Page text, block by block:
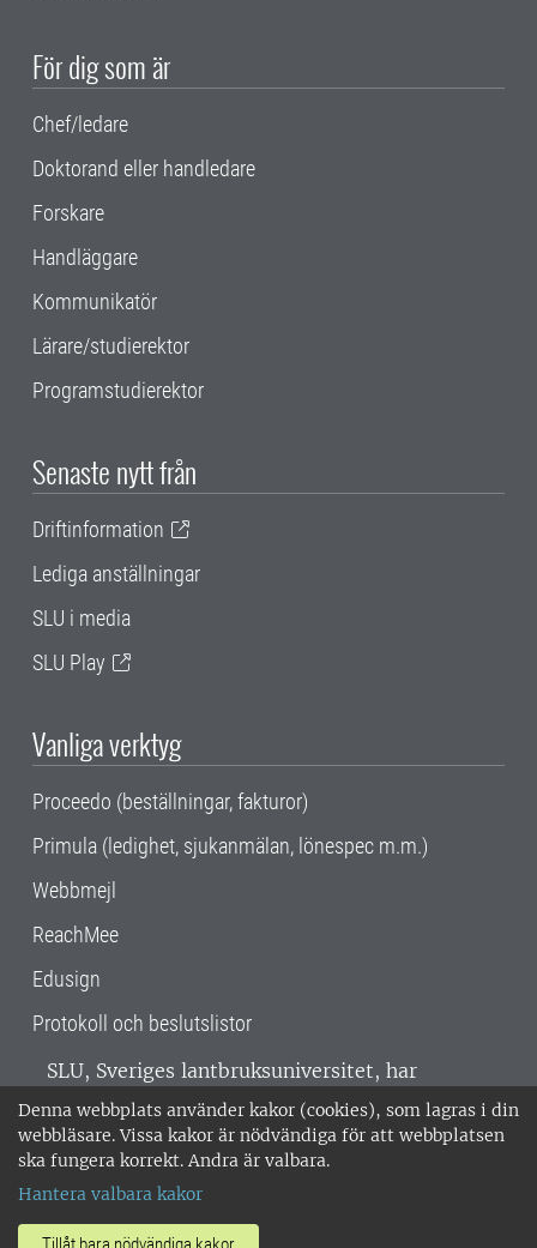
Denna webbplats använder kakor (cookies), som lagras i din
webbläsare. Vissa kakor är nödvändiga för att webbplatsen
ska fungera korrekt. Andra är valbara.
Hantera valbara kakor
För dig som är
Chef/ledare
Doktorand eller handledare
Forskare
Handläggare
Kommunikatör
Lärare/studierektor
Programstudierektor
Senaste nytt från
Driftinformation
Lediga anställningar
SLU i media
SLU Play
Vanliga verktyg
Proceedo (beställningar, fakturor)
Primula (ledighet, sjukanmälan, lönespec m.m.)
Webbmejl
ReachMee
Edusign
Protokoll och beslutslistor
SLU, Sveriges lantbruksuniversitet, har
verksamhet över hela Sverige. Huvudorter är
Alnarp, Uppsala och Umeå.SLU är
miljöcertifierat enligt ISO 14001. •
018-67 10 00 • Org nr: 202100-2817 •
Om SLU:s webbplatser